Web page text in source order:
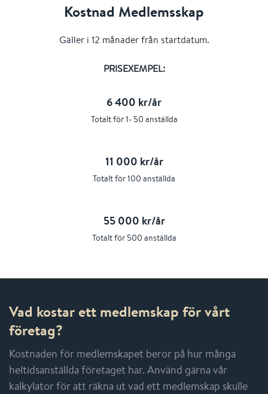
Kostnad Medlemsskap
Gäller i 12 månader från startdatum.
PRISEXEMPEL:
6 400 kr/år
Totalt för 1- 50 anställda
11 000 kr/år
Totalt för 100 anställda
55 000 kr/år
Totalt för 500 anställda
Vad kostar ett medlemskap för vårt
företag?
Kostnaden för medlemskapet beror på hur många
heltidsanställda företaget har. Använd gärna vår
kalkylator för att räkna ut vad ett medlemskap skulle